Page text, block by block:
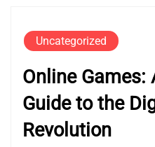
Uncategorized
Online Games:
Guide to the
Revolution